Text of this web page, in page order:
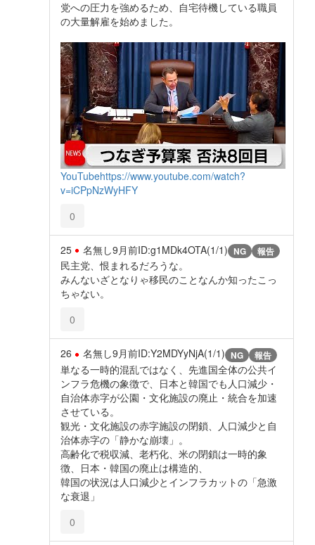
党への圧力を強めるため、自宅待機している職員
の大量解雇を始めました。
YouTubehttps://www.youtube.com/watch?
v=iCPpNzWyHFY
0
25 名無し9月前ID:g1MDk4OTA(1/1) NG 報告
民主党、恨まれるだろうな。
みんないざとなりゃ移民のことなんか知ったこっ
ちゃない。
0
26 名無し9月前ID:Y2MDYyNjA(1/1) NG 報告
単なる一時的混乱ではなく、先進国全体の公共イ
ンフラ危機の象徴で、日本と韓国でも人口減少・
自治体赤字が公園・文化施設の廃止・統合を加速
させている。
観光・文化施設の赤字施設の閉鎖、人口減少と自
治体赤字の「静かな崩壊」。
高齢化で税収減、老朽化、米の閉鎖は一時的象
徴、日本・韓国の廃止は構造的、
韓国の状況は人口減少とインフラカットの「急激
な衰退」
0